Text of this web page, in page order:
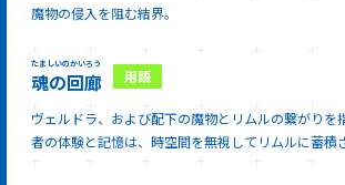
魔物の侵入を阻む結界。
魂の回廊
たましいのかいろう
ヴェルドラ、および配下の魔物とリムルの繋がりを
者の体験と記憶は、時空間を無視してリムルに蓄積